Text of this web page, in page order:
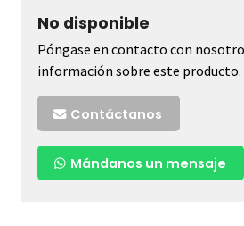
No disponible
Póngase en contacto con
información sobre este producto.
Contáctanos
Mándanos un mensaje